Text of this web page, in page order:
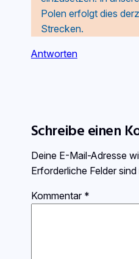
Polen erfolgt dies
Strecken.
Antworten
Schreibe einen
Deine E-Mail-Adresse
Erforderliche Felder sind
Kommentar *